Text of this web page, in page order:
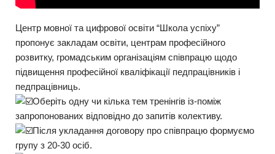
Центр мовної та цифрової освіти “Школа успіху”
пропонує закладам освіти, центрам професійного
розвитку, громадським організаціям співпрацю щодо
підвищення професійної кваліфікації педпрацівників і
педпрацівниць.
Оберіть одну чи кілька тем тренінгів із-поміж
запропонованих відповідно до запитів колективу.
Після укладання договору про співпрацю формуємо
групу з 20-30 осіб.